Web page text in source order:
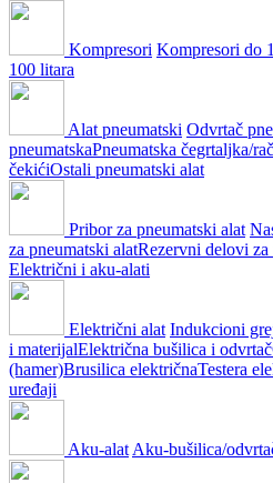
Kompresori Kompresori do
100 litara
Alat pneumatski Odvrtač
pneumatskaPneumatska čegrtaljka/
čekićiOstali pneumatski alat
Pribor za pneumatski alat
za pneumatski alatRezervni delovi
Električni i aku-alati
Električni alat Indukcioni
i materijalElektrična bušilica i odvrtač
(hamer)Brusilica električnaTestera
uređaji
Aku-alat Aku-bušilica/